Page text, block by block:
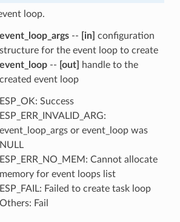
loop.
event_loop_args-- [in] configuration
structure for the event loop to create
event_loop-- [out]
handle to the
created event loop
ESP_OK: Success
ESP_ERR_INVALID_ARG:
event_loop_args or event_loop was
NULL
ESP_ERR_NO_MEM: Cannot allocate
memory for event loops list
ESP_FAIL: Failed to create task loop
Others: Fail